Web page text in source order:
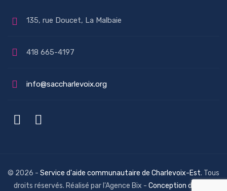
135, rue Doucet, La Malbaie
418 665-4197
info@saccharlevoix.org
© 2026 - Service d'aide communautaire de Charlevoix-Est. Tous
droits réservés. Réalisé par l'Agence Bix - Conception de sites